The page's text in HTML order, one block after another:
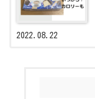
2022.08.22